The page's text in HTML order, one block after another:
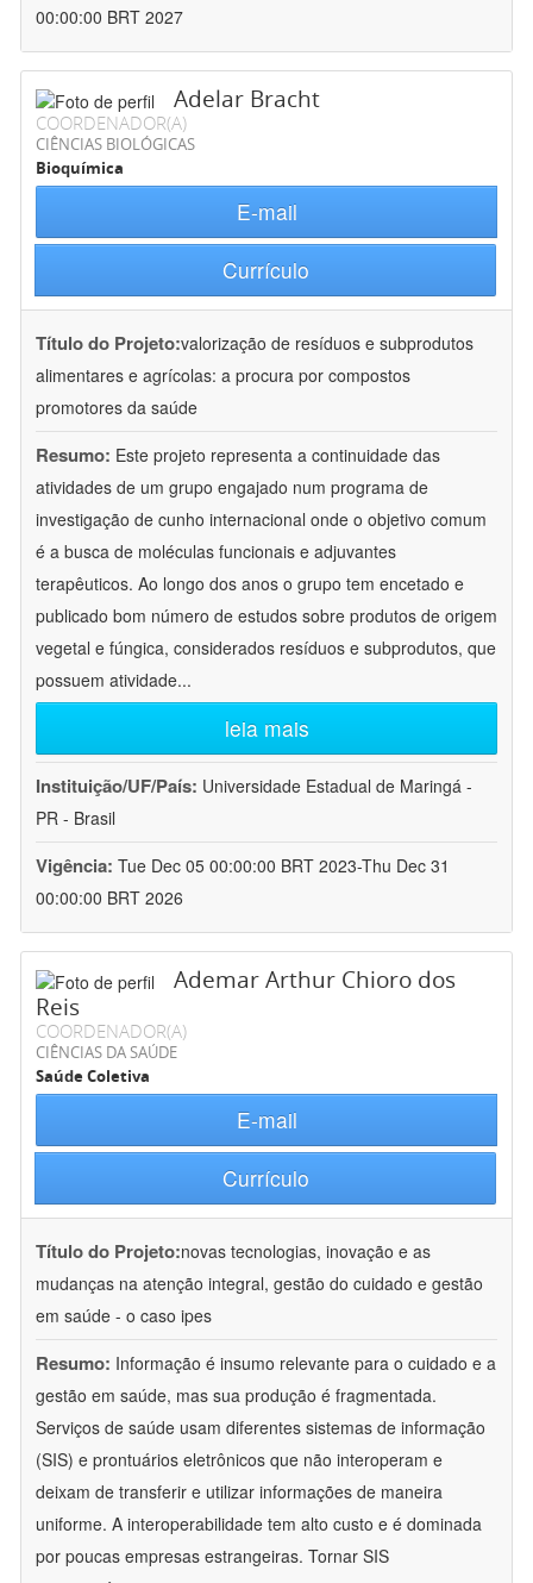
00:00:00 BRT 2027
Adelar Bracht
COORDENADOR(A)
CIÊNCIAS BIOLÓGICAS
Bioquímica
E-mail
Currículo
Título do Projeto:valorização de resíduos e subprodutos
alimentares e agrícolas: a procura por compostos
promotores da saúde
Resumo: Este projeto representa a continuidade das
atividades de um grupo engajado num programa de
investigação de cunho internacional onde o objetivo comum
é a busca de moléculas funcionais e adjuvantes
terapêuticos. Ao longo dos anos o grupo tem encetado e
publicado bom número de estudos sobre produtos de origem
vegetal e fúngica, considerados resíduos e subprodutos, que
possuem atividade...
leia mais
Instituição/UF/País: Universidade Estadual de Maringá -
PR - Brasil
Vigência: Tue Dec 05 00:00:00 BRT 2023-Thu Dec 31
00:00:00 BRT 2026
Ademar Arthur Chioro dos
Reis
COORDENADOR(A)
CIÊNCIAS DA SAÚDE
Saúde Coletiva
E-mail
Currículo
Título do Projeto:novas tecnologias, inovação e as
mudanças na atenção integral, gestão do cuidado e gestão
em saúde - o caso ipes
Resumo: Informação é insumo relevante para o cuidado e a
gestão em saúde, mas sua produção é fragmentada.
Serviços de saúde usam diferentes sistemas de informação
(SIS) e prontuários eletrônicos que não interoperam e
deixam de transferir e utilizar informações de maneira
uniforme. A interoperabilidade tem alto custo e é dominada
por poucas empresas estrangeiras. Tornar SIS